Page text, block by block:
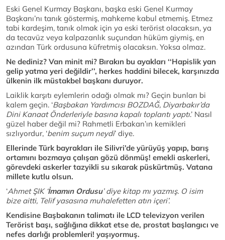
Eski Genel Kurmay Başkanı, başka eski Genel Kurmay
Başkanı’nı tanık göstermiş, mahkeme kabul etmemiş. Etmez
tabi kardeşim, tanık olmak için ya eski terörist olacaksın, ya
da tecavüz veya kalpazanlık suçundan hüküm giymiş, en
azından Türk ordusuna küfretmiş olacaksın. Yoksa olmaz.
Ne dediniz? Van minit mi? Bırakın bu ayakları ‘‘Hapislik yan
gelip yatma yeri değildir’’, herkes haddini bilecek, karşınızda
ülkenin ilk müstakbel başkanı duruyor.
Laiklik karşıtı eylemlerin odağı olmak mı? Geçin bunları bi
kalem geçin. ‘Başbakan Yardımcısı BOZDAĞ, Diyarbakır’da
Dini Kanaat Önderleriyle basına kapalı toplantı yaptı.’ Nasıl
güzel haber değil mi? Rahmetli Erbakan’ın kemikleri
sızlıyordur, ‘benim suçum neydi’ diye.
Ellerinde Türk bayrakları ile Silivri’de yürüyüş yapıp, barış
ortamını bozmaya çalışan gözü dönmüş! emekli askerleri,
görevdeki askerler tazyikli su sıkarak püskürtmüş. Vatana
millete kutlu olsun.
‘Ahmet ŞIK ‘ İmamın Ordusu’ diye kitap mı yazmış. O isim
bize aitti, Telif yasasına muhalefetten atın içeri’.
Kendisine Başbakanın talimatı ile LCD televizyon verilen
Terörist başı, sağlığına dikkat etse de, prostat başlangıcı ve
nefes darlığı problemleri! yaşıyormuş.